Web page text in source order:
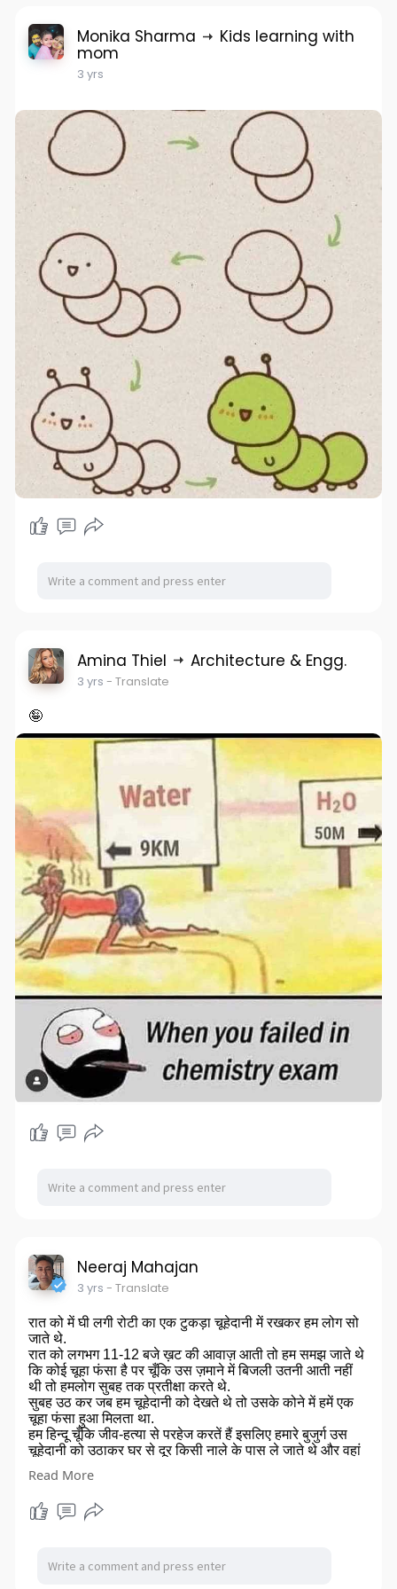
Monika Sharma Kids learning with
mom
3 yrs
Amina Thiel Architecture & Engg.
3 yrs - Translate
🤪
Neeraj Mahajan
3 yrs - Translate
रात को में घी लगी रोटी का एक टुकड़ा चूहेदानी में रखकर हम लोग सो
जाते थे.
रात को लगभग 11-12 बजे ख़ट की आवाज़ आती तो हम समझ जाते थे
कि कोई चूहा फंसा है पर चूँकि उस ज़माने में बिजली उतनी आती नहीं
थी तो हमलोग सुबह तक प्रतीक्षा करते थे.
सुबह उठ कर जब हम चूहेदानी को देखते थे तो उसके कोने में हमें एक
चूहा फंसा हुआ मिलता था.
हम हिन्दू चूँकि जीव-हत्या से परहेज करतें हैं इसलिए हमारे बुजुर्ग उस
चूहेदानी को उठाकर घर से दूर किसी नाले के पास ले जाते थे और वहां
जाए.
भी वो चूहा वहां से भागता नहीं था बल्कि वहीं कोने में दुबका रहता था.
टस से मस नहीं होता था.
बार-बार उसे लकड़ी से मारने और शोर करने के बाद वो चूहा निकल कर
Read More